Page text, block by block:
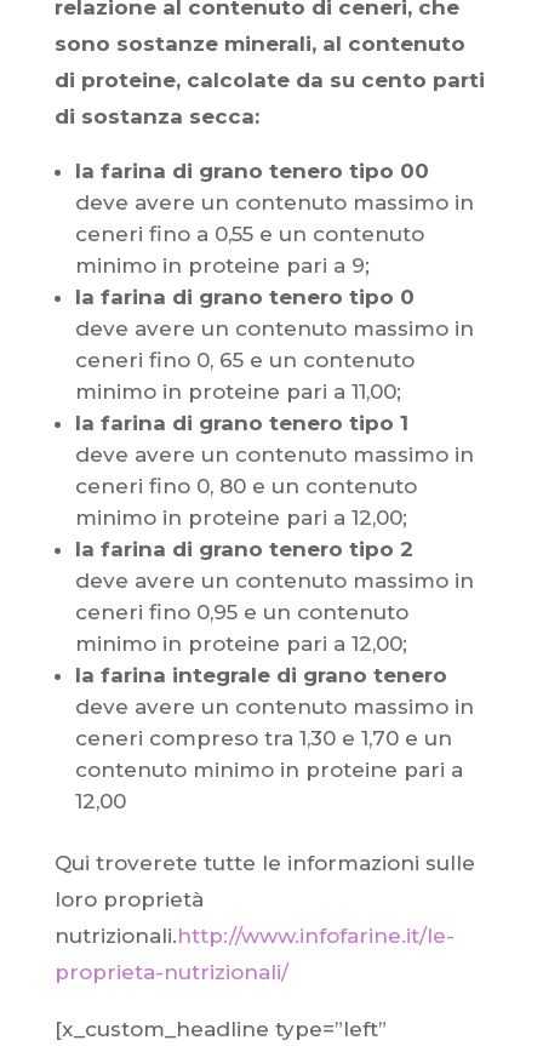
relazione al contenuto di ceneri, che
sono sostanze minerali, al contenuto
di proteine, calcolate da su cento parti
di sostanza secca:
la farina di grano tenero tipo 00
deve avere un contenuto massimo in
ceneri fino a 0,55 e un contenuto
minimo in proteine pari a 9;
la farina di grano tenero tipo 0
deve avere un contenuto massimo in
ceneri fino 0, 65 e un contenuto
minimo in proteine pari a 11,00;
la farina di grano tenero tipo 1
deve avere un contenuto massimo in
ceneri fino 0, 80 e un contenuto
minimo in proteine pari a 12,00;
la farina di grano tenero tipo 2
deve avere un contenuto massimo in
ceneri fino 0,95 e un contenuto
minimo in proteine pari a 12,00;
la farina integrale di grano tenero
deve avere un contenuto massimo in
ceneri compreso tra 1,30 e 1,70 e un
contenuto minimo in proteine pari a
12,00
Qui troverete tutte le informazioni sulle
loro proprietà
nutrizionali.http://www.infofarine.it/le-
proprieta-nutrizionali/
[x_custom_headline type=”left”